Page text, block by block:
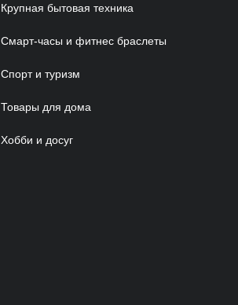
Крупная бытовая техника
Смарт-часы и фитнес браслеты
Спорт и туризм
Товары для дома
Хобби и досуг